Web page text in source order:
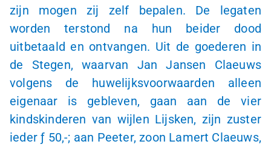
zijn mogen zij zelf bepalen. De legaten
worden terstond na hun beider dood
uitbetaald en ontvangen. Uit de goederen in
de Stegen, waarvan Jan Jansen Claeuws
volgens de huwelijksvoorwaarden alleen
eigenaar is gebleven, gaan aan de vier
kindskinderen van wijlen Lijsken, zijn zuster
iederƒ 50,-; aan Peeter, zoon Lamert Claeuws,